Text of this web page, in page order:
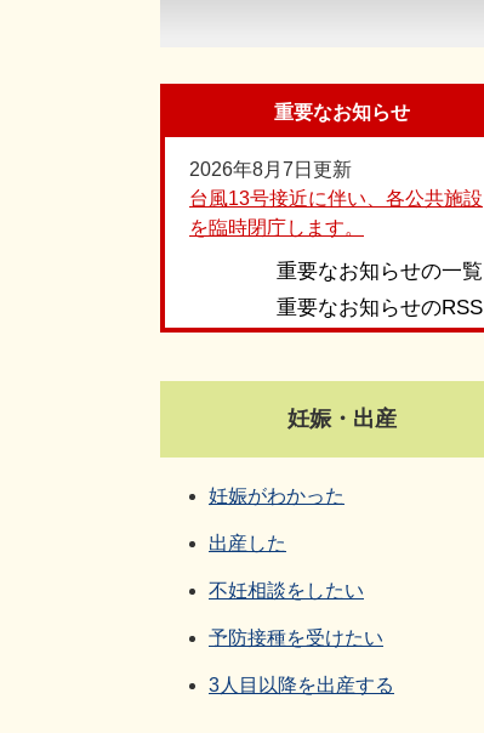
重要なお知らせ
2026年8月7日更新
台風13号接近に伴い、各公共施設
を臨時閉庁します。
重要なお知らせの一覧
重要なお知らせのRSS
妊娠・出産
妊娠がわかった
出産した
不妊相談をしたい
予防接種を受けたい
3人目以降を出産する